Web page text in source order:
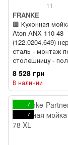
11
FRANKE
🟥 Кухонная
Aton ANX 110-48
(122.0204.649)
сталь - монтаж
столешницу -
8 528 грн
В наличии
7
7